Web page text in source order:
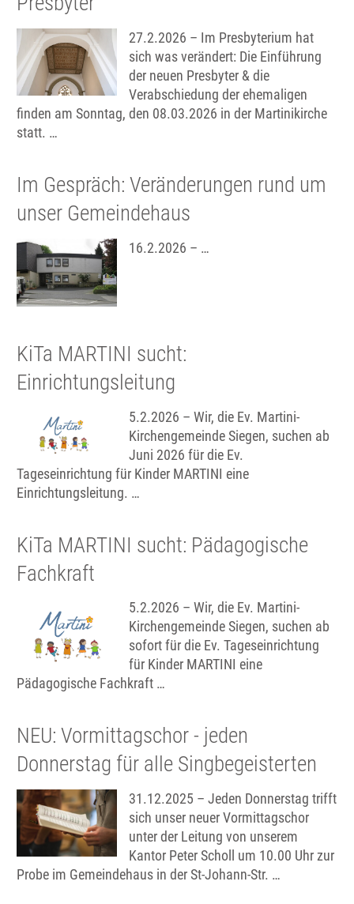
27.2.2026 – Im Presbyterium hat
sich was verändert: Die Einführung
der neuen Presbyter & die
Verabschiedung der ehemaligen
finden am Sonntag, den 08.03.2026 in der Martinikirche
statt. …
Im Gespräch: Veränderungen rund um
unser Gemeindehaus
16.2.2026 – …
KiTa MARTINI sucht:
Einrichtungsleitung
5.2.2026 – Wir, die Ev. Martini-
Kirchengemeinde Siegen, suchen ab
Juni 2026 für die Ev.
Tageseinrichtung für Kinder MARTINI eine
Einrichtungsleitung. …
KiTa MARTINI sucht: Pädagogische
Fachkraft
5.2.2026 – Wir, die Ev. Martini-
Kirchengemeinde Siegen, suchen ab
sofort für die Ev. Tageseinrichtung
für Kinder MARTINI eine
Pädagogische Fachkraft …
NEU: Vormittagschor - jeden
Donnerstag für alle Singbegeisterten
31.12.2025 – Jeden Donnerstag trifft
sich unser neuer Vormittagschor
unter der Leitung von unserem
Kantor Peter Scholl um 10.00 Uhr zur
Probe im Gemeindehaus in der St-Johann-Str. …